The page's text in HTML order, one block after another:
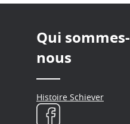
Qui sommes-
nous
Histoire Schiever